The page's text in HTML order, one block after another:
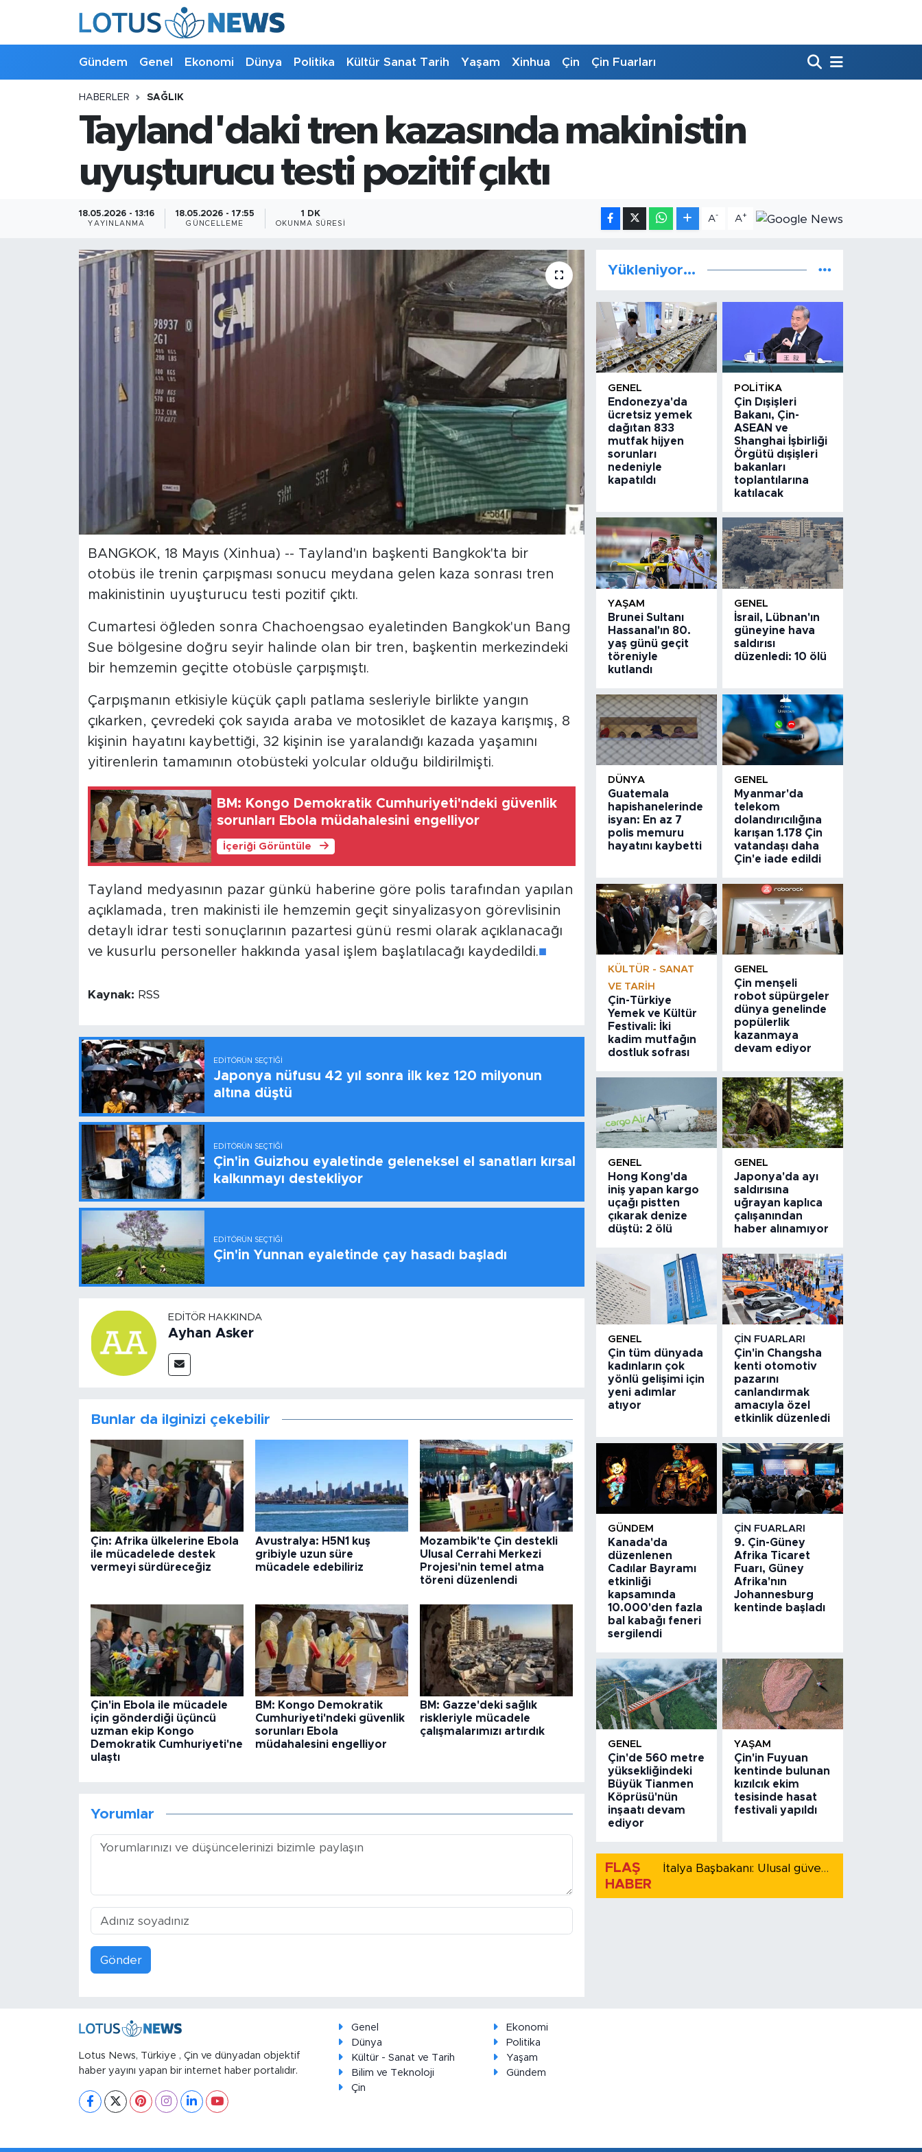
Gündem Genel Ekonomi Dünya Politika Kültür Sanat Tarih Yaşam Xinhua Çin Çin Fuarları
HABERLER SAĞLIK
Tayland'daki tren kazasında makinistin
uyuşturucu testi pozitif çıktı
18.05.2026 - 13:16
YAYINLANMA
18.05.2026 - 17:55
GÜNCELLEME
1 DK
OKUNMA SÜRESI
A- A+
BANGKOK, 18 Mayıs (Xinhua) -- Tayland'ın başkenti Bangkok'ta bir
otobüs ile trenin çarpışması sonucu meydana gelen kaza sonrası tren
makinistinin uyuşturucu testi pozitif çıktı.
Cumartesi öğleden sonra Chachoengsao eyaletinden Bangkok'un Bang
Sue bölgesine doğru seyir halinde olan bir tren, başkentin merkezindeki
bir hemzemin geçitte otobüsle çarpışmıştı.
Çarpışmanın etkisiyle küçük çaplı patlama sesleriyle birlikte yangın
çıkarken, çevredeki çok sayıda araba ve motosiklet de kazaya karışmış, 8
kişinin hayatını kaybettiği, 32 kişinin ise yaralandığı kazada yaşamını
yitirenlerin tamamının otobüsteki yolcular olduğu bildirilmişti.
BM: Kongo Demokratik Cumhuriyeti'ndeki güvenlik
sorunları Ebola müdahalesini engelliyor
İçeriği Görüntüle
Tayland medyasının pazar günkü haberine göre polis tarafından yapılan
açıklamada, tren makinisti ile hemzemin geçit sinyalizasyon görevlisinin
detaylı idrar testi sonuçlarının pazartesi günü resmi olarak açıklanacağı
ve kusurlu personeller hakkında yasal işlem başlatılacağı kaydedildi.■
Kaynak: RSS
EDITÖRÜN SEÇTIĞI
Japonya nüfusu 42 yıl sonra ilk kez 120 milyonun
altına düştü
EDITÖRÜN SEÇTIĞI
Çin'in Guizhou eyaletinde geleneksel el sanatları kırsal
kalkınmayı destekliyor
EDITÖRÜN SEÇTIĞI
Çin'in Yunnan eyaletinde çay hasadı başladı
EDITÖR HAKKINDA
Ayhan Asker
Bunlar da ilginizi çekebilir
Çin: Afrika ülkelerine Ebola
ile mücadelede destek
vermeyi sürdüreceğiz
Avustralya: H5N1 kuş
gribiyle uzun süre
mücadele edebiliriz
Mozambik'te Çin destekli
Ulusal Cerrahi Merkezi
Projesi'nin temel atma
töreni düzenlendi
Çin'in Ebola ile mücadele
için gönderdiği üçüncü
uzman ekip Kongo
Demokratik Cumhuriyeti'ne
ulaştı
BM: Kongo Demokratik
Cumhuriyeti'ndeki güvenlik
sorunları Ebola
müdahalesini engelliyor
BM: Gazze'deki sağlık
riskleriyle mücadele
çalışmalarımızı artırdık
Yorumlar
Gönder
Yükleniyor...
GENEL
Endonezya'da
ücretsiz yemek
dağıtan 833
mutfak hijyen
sorunları
nedeniyle
kapatıldı
POLITIKA
Çin Dışişleri
Bakanı, Çin-
ASEAN ve
Shanghai İşbirliği
Örgütü dışişleri
bakanları
toplantılarına
katılacak
YAŞAM
Brunei Sultanı
Hassanal'ın 80.
yaş günü geçit
töreniyle
kutlandı
GENEL
İsrail, Lübnan'ın
güneyine hava
saldırısı
düzenledi: 10 ölü
DÜNYA
Guatemala
hapishanelerinde
isyan: En az 7
polis memuru
hayatını kaybetti
GENEL
Myanmar'da
telekom
dolandırıcılığına
karışan 1.178 Çin
vatandaşı daha
Çin'e iade edildi
KÜLTÜR - SANAT
VE TARIH
Çin-Türkiye
Yemek ve Kültür
Festivali: İki
kadim mutfağın
dostluk sofrası
GENEL
Çin menşeli
robot süpürgeler
dünya genelinde
popülerlik
kazanmaya
devam ediyor
GENEL
Hong Kong'da
iniş yapan kargo
uçağı pistten
çıkarak denize
düştü: 2 ölü
GENEL
Japonya'da ayı
saldırısına
uğrayan kaplıca
çalışanından
haber alınamıyor
GENEL
Çin tüm dünyada
kadınların çok
yönlü gelişimi için
yeni adımlar
atıyor
ÇIN FUARLARI
Çin'in Changsha
kenti otomotiv
pazarını
canlandırmak
amacıyla özel
etkinlik düzenledi
GÜNDEM
Kanada'da
düzenlenen
Cadılar Bayramı
etkinliği
kapsamında
10.000'den fazla
bal kabağı feneri
sergilendi
ÇIN FUARLARI
9. Çin-Güney
Afrika Ticaret
Fuarı, Güney
Afrika'nın
Johannesburg
kentinde başladı
GENEL
Çin'de 560 metre
yüksekliğindeki
Büyük Tianmen
Köprüsü'nün
inşaatı devam
ediyor
YAŞAM
Çin'in Fuyuan
kentinde bulunan
kızılcık ekim
tesisinde hasat
festivali yapıldı
FLAŞ
HABER
İtalya Başbakanı: Ulusal güvenliği korumak için İspanya ile Schengen kapsamındaki serbest dolaşımı askıya alıyoruz
Lotus News, Türkiye , Çin ve dünyadan objektif
haber yayını yapan bir internet haber portalıdır.
Genel
Ekonomi
Dünya
Politika
Kültür - Sanat ve Tarih
Yaşam
Bilim ve Teknoloji
Gündem
Çin
Kültür - Sanat ve Tarih
Bilim ve Teknoloji
Xinhua Türkiye